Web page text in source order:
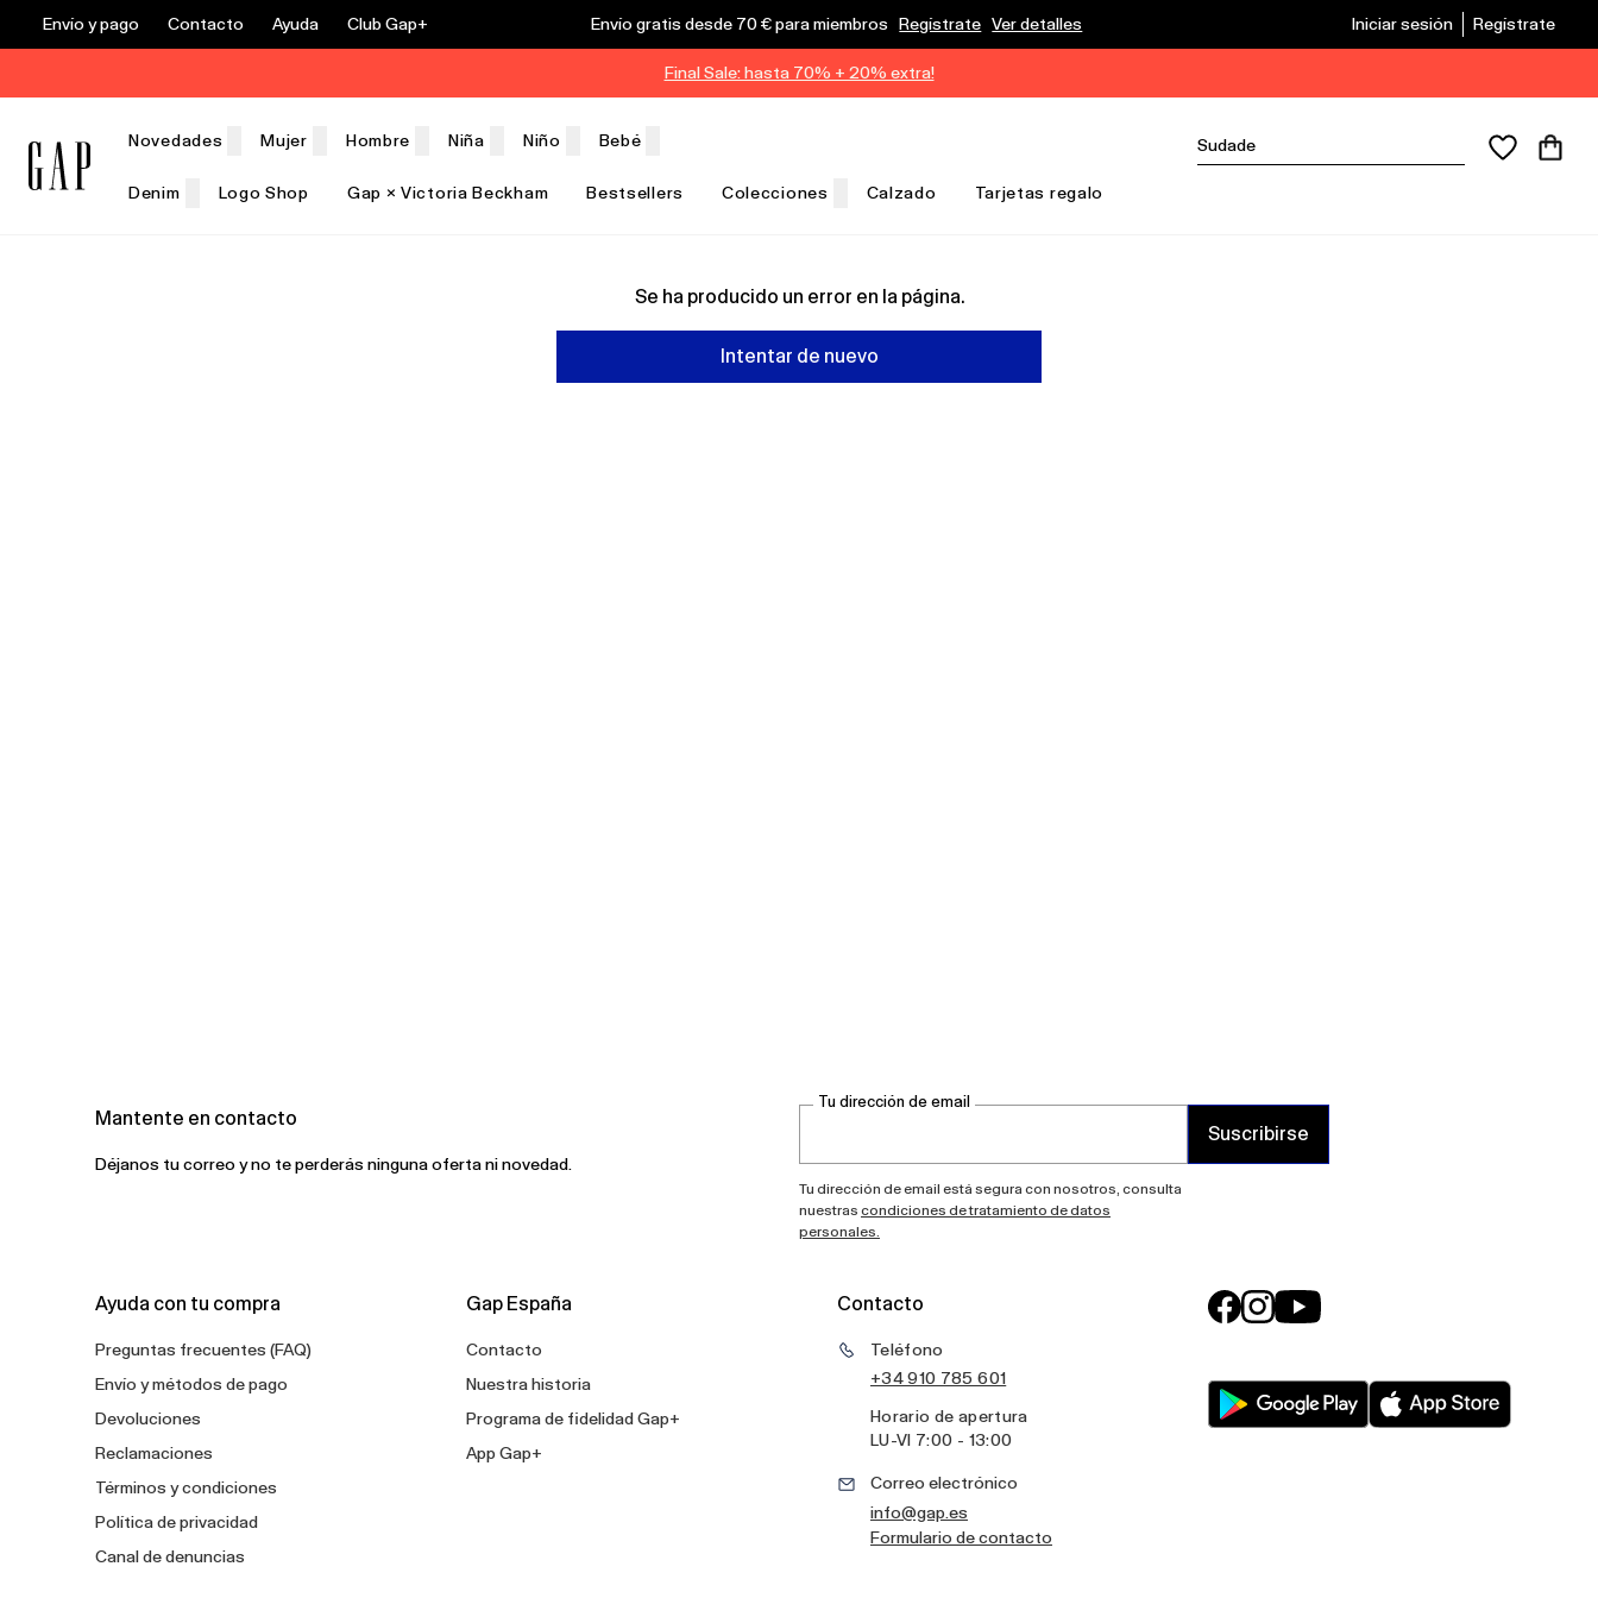
Envío y pago Contacto Ayuda Club Gap+ Envío gratis desde 70 € para miembrosRegístrate Ver detalles Iniciar sesión Regístrate
Final Sale: hasta 70% + 20% extra!
Novedades Mujer Hombre Niña Niño Bebé
Denim Logo Shop Gap × Victoria Beckham Bestsellers Colecciones Calzado Tarjetas regalo
Se ha producido un error en la página.
Intentar de nuevo
Mantente en contacto
Déjanos tu correo y no te perderás ninguna oferta ni novedad.
Tu dirección de email
Suscribirse
Tu dirección de email está segura con nosotros, consulta
nuestras condiciones de tratamiento de datos
personales.
Ayuda con tu compra
Preguntas frecuentes (FAQ)
Envío y métodos de pago
Devoluciones
Reclamaciones
Términos y condiciones
Política de privacidad
Canal de denuncias
Gap España
Contacto
Nuestra historia
Programa de fidelidad Gap+
App Gap+
Contacto
Teléfono
+34 910 785 601
Horario de apertura
LU-VI 7:00 - 13:00
Correo electrónico
info@gap.es
Formulario de contacto